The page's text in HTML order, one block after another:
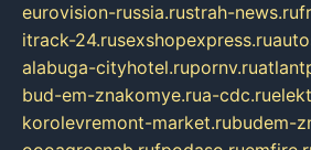
eurovision-russia.rustrah-news.ru
itrack-24.rusexshopexpress.ru
alabuga-cityhotel.rupornv.ru
bud-em-znakomye.rua-cdc.ru
korolevremont-market.rubudem-